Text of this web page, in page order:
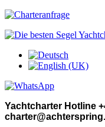
Yachtcharter Hotline